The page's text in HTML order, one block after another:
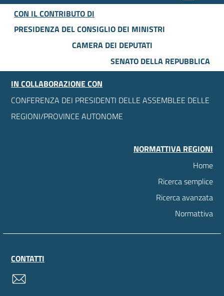
CON IL CONTRIBUTO DI
PRESIDENZA DEL CONSIGLIO DEI MINISTRI
CAMERA DEI DEPUTATI
SENATO DELLA REPUBBLICA
IN COLLABORAZIONE CON
CONFERENZA DEI PRESIDENTI DELLE ASSEMBLEE DELLE
REGIONI/PROVINCE AUTONOME
NORMATTIVA REGIONI
Home
Ricerca semplice
Ricerca avanzata
Normattiva
CONTATTI